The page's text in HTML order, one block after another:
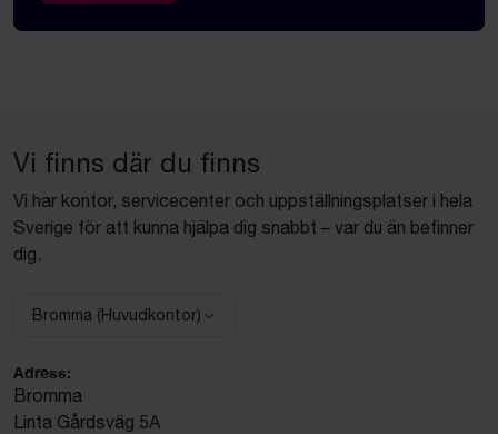
Vi finns där du finns
Vi har kontor, servicecenter och uppställningsplatser i hela
Sverige för att kunna hjälpa dig snabbt – var du än befinner
dig.
Välj anläggning:
Bromma (Huvudkontor)
Adress:
Bromma
Linta Gårdsväg 5A